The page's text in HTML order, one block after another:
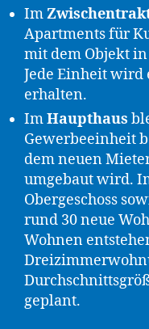
Im
Apartments für
mit dem Objekt
Jede Einheit wird
erhalten.
ImHaupthaus
Gewerbeeinheit
dem neuen
umgebaut wird.
Obergeschoss
rund 30 neue
Wohnen
geplant.